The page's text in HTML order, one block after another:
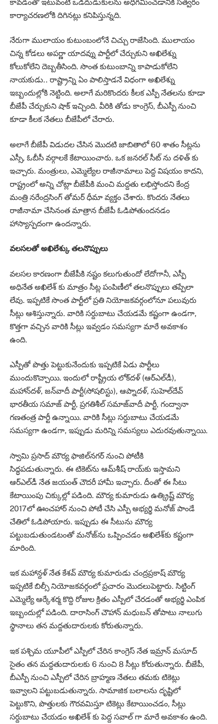
కావడంతో ఇటువంటి ఒడిదుడుకులను అధిగమించడానికి సత్వరం
కార్యాచరణలోకి దిగినట్లు కనిపిస్తున్నది.
నేరుగా ములాయం కుటుంబంలోనే చిచ్చు రాజేసింది. ములాయం
చిన్న కోడలు అపర్ణా యాదవ్ను పార్టీలో చేర్చుకుని అఖిలేశ్ను
కోలుకోలేని దెబ్బతీసింది. సొంత కుటుంబాన్ని కాపాడుకోలేని
నాయకుడు.. రాష్ట్రాన్ని ఏం పాలిస్తాడనే విధంగా అఖిలేశ్ను
ఇబ్బందుల్లోకి నెట్టింది. అలాగే మరికొందరు కీలక ఎస్పీ నేతలను కూడా
బీజేపీ చేర్చుకుని షాక్ ఇచ్చింది. వీరికి తోడు కాంగ్రెస్, బీఎస్పీ నుంచి
కూడా కీలక నేతలు బీజేపీలో చేరారు.
అలాగే బీజేపీ విడుదల చేసిన మొదటి జాబితాలో 60 శాతం సీట్లను
ఎస్సీ, ఓబీసీ వర్గాలకే కేటాయించారు. ఒక జనరల్ సీట్ ను దళిత్ కు
ఇచ్చారు. మంత్రులు, ఎమ్మెల్యేల రాజీనామాలు పెద్ద విషయం కాదని,
రాష్ట్రంలో అన్ని చోట్లా బీజేపీకి మంచి మద్దతు లభిస్తోందని కేంద్ర
మంత్రి నరేంద్రసింగ్‌ తోమర్‌ ధీమా వ్యక్తం చేశారు. కొందరు నేతలు
రాజీనామా చేసినంత మాత్రాన బీజేపీ ఓడిపోతుందనడం
హాస్యాస్పదంగా ఉందన్నారు.
వలసలతో అఖిలేశ్కు తలనొప్పులు
వలసల కారణంగా బీజేపీకి నష్టం కలుగుతుందో లేదోగానీ, ఎస్పీ
అధినేత అఖిలేశ్ కు మాత్రం సీట్ల పంపిణీలో తలనొప్పులు తప్పేలా
లేవు. ఇప్పటికే సొంత పార్టీలో ప్రతి నియోజకవర్గంలోనూ పలువురు
సీట్లు ఆశిస్తున్నారు. వారికి సర్దుబాటు చేయడమే కష్టంగా ఉండగా,
కొత్తగా వచ్చిన వారికి సీట్లు ఇవ్వడం సమస్యగా మారే అవకాశం
ఉంది.
ఎస్పీతో పొత్తు పెట్టుకునేందుకు ఇప్పటికే ఏడు పార్టీలు
ముందుకొచ్చాయి. ఇందులో రాష్ట్రీయ లోక్‌దళ్‌ (ఆర్‌ఎల్‌డీ),
మహాన్‌దళ్, జన్‌వాదీ పార్టీ(సోషలిస్టు), ఆప్నాదళ్, సుహెల్‌దేవ్‌
భారతీయ సమాజ్‌ పార్టీ, ప్రగతిశీల్‌ సమాజ్‌వాదీ పార్టీ, గంద్వానా
గణతంత్ర పార్టీ ఉన్నాయి. వారికి సీట్లు సర్దుబాటు చేయడమే
సమస్యగా ఉండగా, ఇప్పుడు మరిన్ని సమస్యలు ఎదురవుతున్నాయి.
స్వామి ప్రసాద్‌ మౌర్య ఫాజిల్‌నగర్‌ నుంచి పోటీకి
సిద్ధపడుతున్నారు. ఈ టికెట్‌ను ఆమ్‌శీష్‌ రాయ్‌కు ఇస్తామని
ఆర్‌ఎల్‌డీ నేత జయంత్‌ చౌదరీ హామీ ఇచ్చారు. దీంతో ఈ సీటు
కేటాయింపు చిక్కుల్లో పడింది. మౌర్య కుమారుడు ఉత్క్రిష్ట్‌ మౌర్య
2017లో ఊంచహార్‌ నుంచి పోటీ చేసి ఎస్పీ అభ్యర్థి మనోజ్‌ పాండే
చేతిలో ఓడిపోయారు. ఇప్పుడు ఈ సీటును మౌర్య
పట్టుబడుతుండటంతో మనోజ్‌ను ఒప్పించడం అఖిలేశ్‌కు కష్టంగా
మారింది.
ఇక మహాన్దళ్‌ నేత కేశవ్‌ మౌర్య కుమారుడు చంద్రప్రకాష్‌ మౌర్య
ఇప్పటికే బిల్సీ నియోజకవర్గంలో ప్రచారం మొదలుపెట్టారు. సిట్టింగ్‌
ఎమ్మెల్యే ఆర్కేశర్మ కొద్ది రోజుల క్రితం ఎస్పీలో చేరడంతో అభ్యర్థి ఎంపిక
ఇబ్బందుల్లో పడింది. దారాసింగ్‌ చౌహాన్‌ మధుబన్‌ తోపాటు నాలుగు
స్థానాలు తన మద్దతుదారులకు కోరుతున్నారు.
ఇక పశ్చిమ యూపీలో ఎస్పీలో చేరిన కాంగ్రెస్‌ నేత ఇమ్రాన్‌ మసూద్‌
సైతం తన మద్దతుదారులకు 6 నుంచి 8 సీట్లు కోరుతున్నారు. బీజేపీ,
బీఎస్పీ నుంచి ఎస్పీలో చేరిన బ్రాహ్మణ నేతలు తమకు టికెట్లు
ఇవ్వాలని పట్టుబడుతున్నారు. సామాజిక బలాలను దృష్టిలో
పెట్టుకొని, పొత్తులకు గౌరవమిస్తూ టికెట్లు కేటాయించడం, సీట్లు
సర్దుబాటు చేయడం అఖిలేశ్‌ కు పెద్ద సవాల్ గా మారే అవకాశం ఉంది.